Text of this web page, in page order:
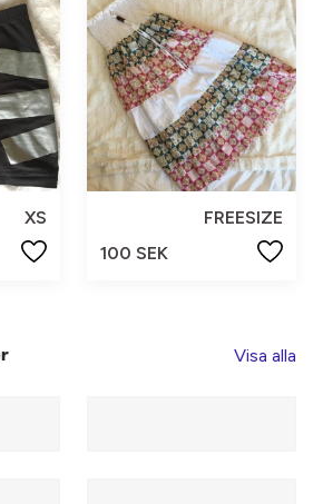
XS
FREESIZE
100 SEK
Visa alla